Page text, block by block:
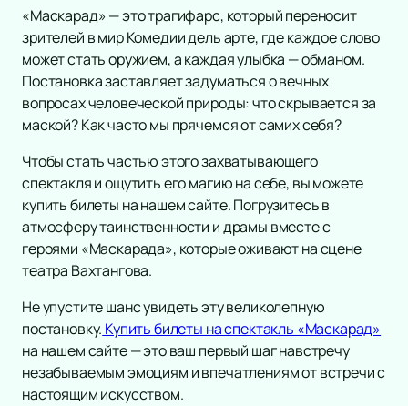
Ансамбль
Электронная музыка
Шоу
Хор
Инструментальная музыка
Инди
Танцевальное шоу
Шансон
Новогодние концерты
Гала-концерт
Вокал
Литературные чтения
Вечеринка
Метал
Народная песня
Инди-поп
Трагикомедия
Оперетта
Танцевальный спектакль
Пластический спектакль
Трагедия
Рок-опера
Мелодрама
Экспериментальный театр
Иммерсивный спектакль
Детектив
Танго-спектакль
«Маскарад» — это трагифарс, который переносит
зрителей в мир Комедии дель арте, где каждое слово
может стать оружием, а каждая улыбка — обманом.
Постановка заставляет задуматься о вечных
вопросах человеческой природы: что скрывается за
маской? Как часто мы прячемся от самих себя?
Чтобы стать частью этого захватывающего
спектакля и ощутить его магию на себе, вы можете
купить билеты на нашем сайте. Погрузитесь в
атмосферу таинственности и драмы вместе с
героями «Маскарада», которые оживают на сцене
театра Вахтангова.
Не упустите шанс увидеть эту великолепную
постановку. Купить билеты на спектакль «Маскарад»
на нашем сайте — это ваш первый шаг навстречу
незабываемым эмоциям и впечатлениям от встречи с
настоящим искусством.